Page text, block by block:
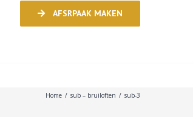
AFSRPAAK MAKEN
Home / sub – bruiloften / sub-3